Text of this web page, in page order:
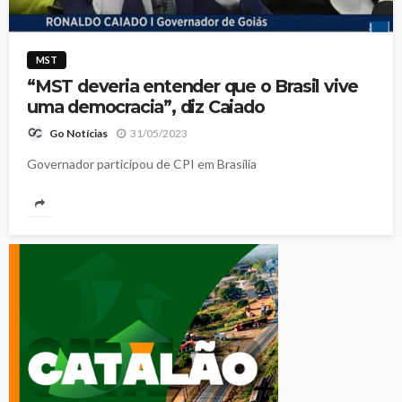
MST
“MST deveria entender que o Brasil vive
uma democracia”, diz Caiado
Go Notícias 31/05/2023
Governador participou de CPI em Brasília